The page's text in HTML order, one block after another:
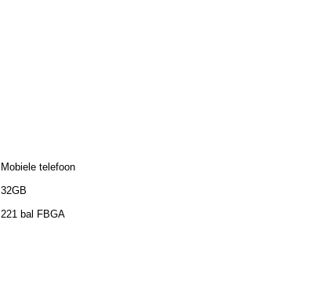
Mobiele telefoon
32GB
221 bal FBGA